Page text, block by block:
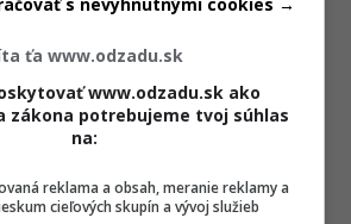
ťa www.odzadu.sk
www.odzadu.sk ako
zákona potrebujeme tvoj súhlas
na:
reklama a obsah, meranie reklamy a
cieľových skupín a vývoj služieb